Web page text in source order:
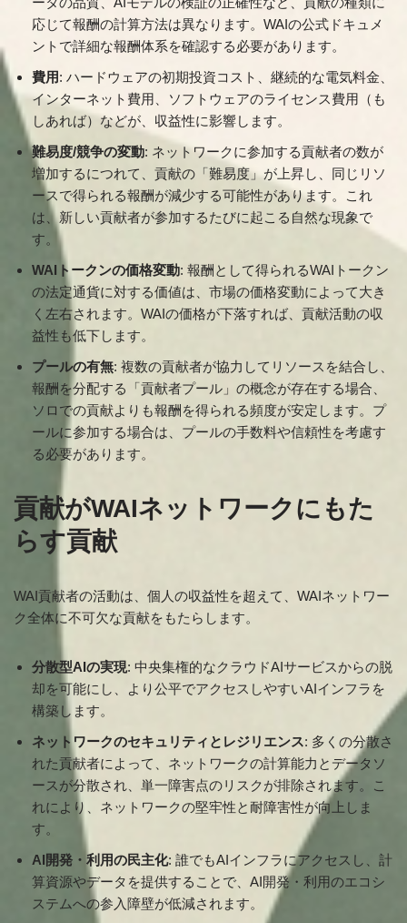
応じて報酬の計算方法は異なります。WAIの公式ドキュメ
ントで詳細な報酬体系を確認する必要があります。
費用: ハードウェアの初期投資コスト、継続的な電気料金、
インターネット費用、ソフトウェアのライセンス費用（も
しあれば）などが、収益性に影響します。
難易度/競争の変動: ネットワークに参加する貢献者の数が
増加するにつれて、貢献の「難易度」が上昇し、同じリソ
ースで得られる報酬が減少する可能性があります。これ
は、新しい貢献者が参加するたびに起こる自然な現象で
す。
WAIトークンの価格変動: 報酬として得られるWAIトークン
の法定通貨に対する価値は、市場の価格変動によって大き
く左右されます。WAIの価格が下落すれば、貢献活動の収
益性も低下します。
プールの有無: 複数の貢献者が協力してリソースを結合し、
報酬を分配する「貢献者プール」の概念が存在する場合、
ソロでの貢献よりも報酬を得られる頻度が安定します。プ
ールに参加する場合は、プールの手数料や信頼性を考慮す
る必要があります。
貢献がWAIネットワークにもた
らす貢献
WAI貢献者の活動は、個人の収益性を超えて、WAIネットワー
ク全体に不可欠な貢献をもたらします。
分散型AIの実現: 中央集権的なクラウドAIサービスからの脱
却を可能にし、より公平でアクセスしやすいAIインフラを
構築します。
ネットワークのセキュリティとレジリエンス: 多くの分散さ
れた貢献者によって、ネットワークの計算能力とデータソ
ースが分散され、単一障害点のリスクが排除されます。こ
れにより、ネットワークの堅牢性と耐障害性が向上しま
す。
AI開発・利用の民主化: 誰でもAIインフラにアクセスし、計
算資源やデータを提供することで、AI開発・利用のエコシ
ステムへの参入障壁が低減されます。